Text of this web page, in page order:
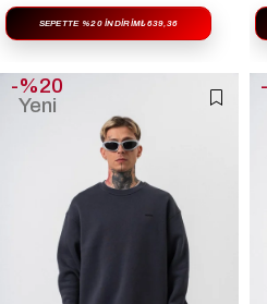
SEPETTE %20 İNDIRIM₺639,36
%20
Yeni